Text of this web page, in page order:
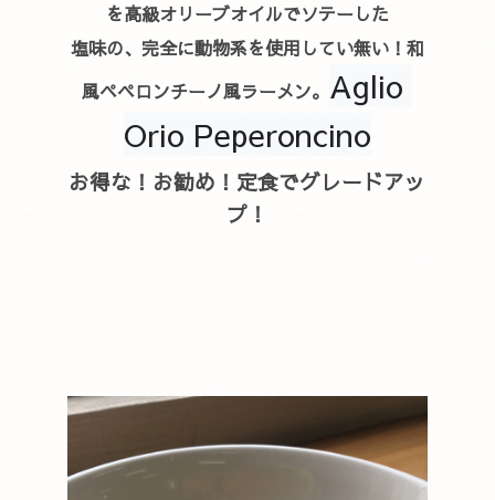
を高級オリーブオイルでソテーした
塩味の、完全に動物系を使用してい無い！和
風ペペロンチーノ風ラーメン。 Aglio
Orio Peperoncino
お得な！お勧め！定食でグレードアッ
プ！